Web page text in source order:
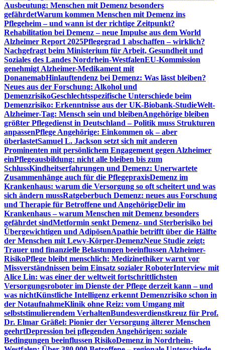
Ausbeutung: Menschen mit Demenz besonders
gefährdetWarum kommen Menschen mit Demenz ins
Pflegeheim – und wann ist der richtige Zeitpunkt?
Rehabilitation bei Demenz – neue Impulse aus dem World
Alzheimer Report 2025Pflegegrad 1 abschaffen – wirklich?
Nachgefragt beim Ministerium für Arbeit, Gesundheit und
Soziales des Landes Nordrhein-WestfalenEU-Kommission
genehmigt Alzheimer-Medikament mit
DonanemabHinlauftendenz bei Demenz: Was lässt bleiben?
Neues aus der Forschung: Alkohol und
DemenzrisikoGeschlechtsspezifische Unterschiede beim
Demenzrisiko: Erkenntnisse aus der UK-Biobank-StudieWelt-
Alzheimer-Tag: Mensch sein und bleibenAngehörige bleiben
größter Pflegedienst in Deutschland – Politik muss Strukturen
anpassenPflege Angehörige: Einkommen ok – aber
überlastetSamuel L. Jackson setzt sich mit anderen
Prominenten mit persönlichem Engagement gegen Alzheimer
einPflegeausbildung: nicht alle bleiben bis zum
SchlussKindheitserfahrungen und Demenz: Unerwartete
Zusammenhänge auch für die PflegepraxisDemenz im
Krankenhaus: warum die Versorgung so oft scheitert und was
sich ändern mussRatgeberbuch Demenz: neues aus Forschung
und Therapie für Betroffene und AngehörigeDelir im
Krankenhaus – warum Menschen mit Demenz besonders
gefährdet sindMetformin senkt Demenz- und Sterberisiko bei
Übergewichtigen und AdipösenApathie betrifft über die Hälfte
der Menschen mit Lewy-Körper-DemenzNeue Studie zeigt:
Trauer und finanzielle Belastungen beeinflussen Alzheimer-
RisikoPflege bleibt menschlich: Medizinethiker warnt vor
Missverständnissen beim Einsatz sozialer RoboterInterview mit
Alice Lin: was einer der weltweit fortschrittlichsten
Versorgungsroboter im Dienste der Pflege derzeit kann – und
was nichtKünstliche Intelligenz erkennt Demenzrisiko schon in
der NotaufnahmeKlinik ohne Reiz: vom Umgang mit
selbststimulierendem VerhaltenBundesverdienstkreuz für Prof.
Dr. Elmar Gräßel: Pionier der Versorgung älterer Menschen
geehrtDepression bei pflegenden Angehörigen: soziale
Bedingungen beeinflussen RisikoDemenz in Nordrhein-